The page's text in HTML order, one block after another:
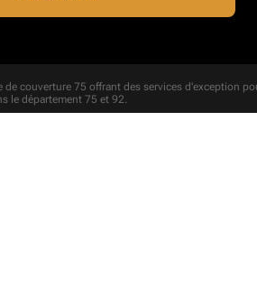
de couverture 75 offrant des services d'exception
le département 75 et 92.